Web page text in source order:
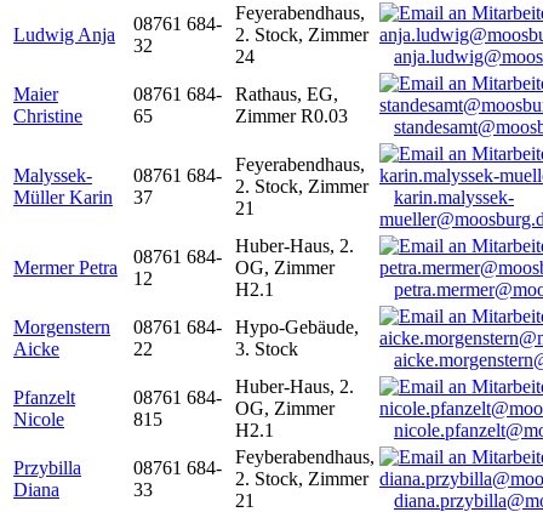
Ludwig Anja
08761 684-
32
Feyerabendhaus,
2. Stock, Zimmer
24
Maier
Christine
08761 684-
65
Rathaus, EG,
Zimmer R0.03
Malyssek-
Müller Karin
08761 684-
37
Feyerabendhaus,
2. Stock, Zimmer
21
karin.malyssek-
Mermer Petra
08761 684-
12
Huber-Haus, 2.
OG, Zimmer
H2.1
Morgenstern
Aicke
08761 684-
22
Hypo-Gebäude,
3. Stock
Pfanzelt
Nicole
08761 684-
815
Huber-Haus, 2.
OG, Zimmer
H2.1
Przybilla
Diana
08761 684-
33
Feyberabendhaus,
2. Stock, Zimmer
21